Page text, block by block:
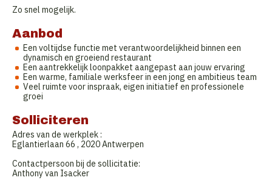
Zo snel mogelijk.
Aanbod
Een voltijdse functie met verantwoordelijkheid binnen een
dynamisch en groeiend restaurant
Een aantrekkelijk loonpakket aangepast aan jouw ervaring
Een warme, familiale werksfeer in een jong en ambitieus team
Veel ruimte voor inspraak, eigen initiatief en professionele
groei
Solliciteren
Adres van de werkplek :
Eglantierlaan 66 , 2020 Antwerpen
Contactpersoon bij de sollicitatie:
Anthony van Isacker